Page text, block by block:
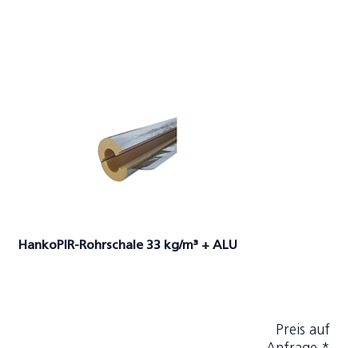
HankoPIR-Rohrschale 33 kg/m³ + ALU
Preis auf